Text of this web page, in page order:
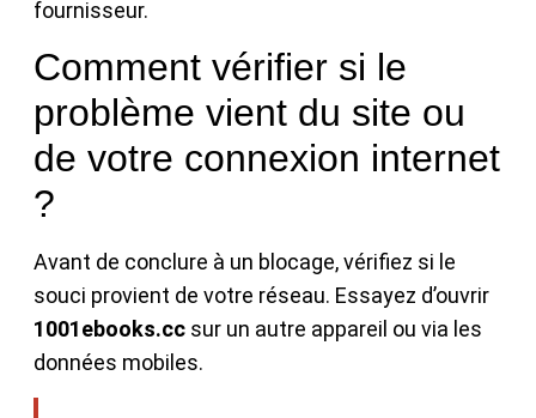
fournisseur.
Comment vérifier si le
problème vient du site ou
de votre connexion internet
?
Avant de conclure à un blocage, vérifiez si le
souci provient de votre réseau. Essayez d’ouvrir
1001ebooks.cc sur un autre appareil ou via les
données mobiles.